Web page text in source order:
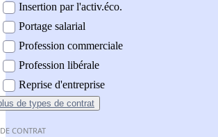
Insertion par l'activ.éco.
Portage salarial
Profession commerciale
Profession libérale
Reprise d'entreprise
de types de contrat
CONTRAT